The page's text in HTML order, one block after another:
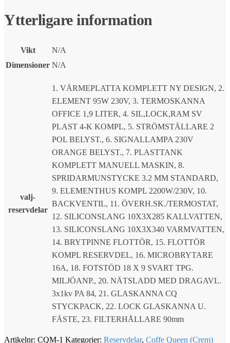
Ytterligare information
Vikt
N/A
Dimensioner N/A
valj-
reservdelar
1. VÄRMEPLATTA KOMPLETT NY DESIGN, 2.
ELEMENT 95W 230V, 3. TERMOSKANNA
OFFICE 1,9 LITER, 4. SIL,LOCK,RAM SV
PLAST 4-K KOMPL, 5. STRÖMSTÄLLARE 2
POL BELYST., 6. SIGNALLAMPA 230V
ORANGE BELYST., 7. PLASTTANK
KOMPLETT MANUELL MASKIN, 8.
SPRIDARMUNSTYCKE 3.2 MM STANDARD,
9. ELEMENTHUS KOMPL 2200W/230V, 10.
BACKVENTIL, 11. ÖVERH.SK./TERMOSTAT,
12. SILICONSLANG 10X3X285 KALLVATTEN,
13. SILICONSLANG 10X3X340 VARMVATTEN,
14. BRYTPINNE FLOTTÖR, 15. FLOTTÖR
KOMPL RESERVDEL, 16. MICROBRYTARE
16A, 18. FOTSTÖD 18 X 9 SVART TPG.
MILJÖANP., 20. NÄTSLADD MED DRAGAVL.
3x1kv PA 84, 21. GLASKANNA CQ
STYCKPACK, 22. LOCK GLASKANNA U.
FÄSTE, 23. FILTERHÅLLARE 90mm
Artikelnr: CQM-1 Kategorier: Reservdelar, Coffe Queen (Crem)